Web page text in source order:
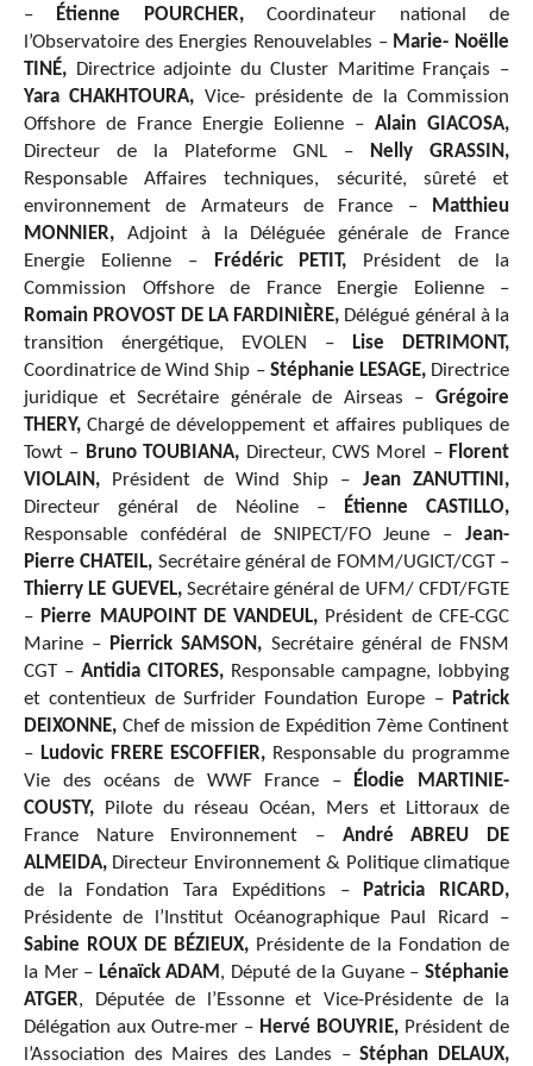
– Étienne POURCHER,Coordinateur national de
l’Observatoire des Energies Renouvelables – Marie- Noëlle
TINÉ, Directrice adjointe du Cluster Maritime Français –
Yara CHAKHTOURA, Vice- présidente de la Commission
Offshore de France Energie Eolienne – Alain GIACOSA,
Directeur de la Plateforme GNL – Nelly GRASSIN,
Responsable Affaires techniques, sécurité, sûreté et
environnement de Armateurs de France – Matthieu
MONNIER, Adjoint à la Déléguée générale de France
Energie Eolienne – Frédéric PETIT, Président de la
Commission Offshore de France Energie Eolienne –
Romain PROVOST DE LA FARDINIÈRE, Délégué général à la
transition énergétique, EVOLEN – Lise DETRIMONT,
Coordinatrice de Wind Ship – Stéphanie LESAGE, Directrice
juridique et Secrétaire générale de Airseas – Grégoire
THERY,Chargé de développement et affaires publiques de
Towt – Bruno TOUBIANA, Directeur, CWS Morel – Florent
VIOLAIN, Président de Wind Ship – Jean ZANUTTINI,
Directeur général de Néoline – Étienne CASTILLO,
Responsable confédéral de SNIPECT/FO Jeune – Jean-
Pierre CHATEIL, Secrétaire général de FOMM/UGICT/CGT –
Thierry LE GUEVEL, Secrétaire général de UFM/ CFDT/FGTE
– Pierre MAUPOINT DE VANDEUL, Président de CFE-CGC
Marine – Pierrick SAMSON, Secrétaire général de FNSM
CGT – Antidia CITORES, Responsable campagne, lobbying
et contentieux de Surfrider Foundation Europe – Patrick
DEIXONNE, Chef de mission de Expédition 7ème Continent
– Ludovic FRERE ESCOFFIER, Responsable du programme
Vie des océans de WWF France – Élodie MARTINIE-
COUSTY, Pilote du réseau Océan, Mers et Littoraux de
France Nature Environnement – André ABREU DE
ALMEIDA, Directeur Environnement & Politique climatique
de la Fondation Tara Expéditions – Patricia RICARD,
Présidente de l’Institut Océanographique Paul Ricard –
Sabine ROUX DE BÉZIEUX, Présidente de la Fondation de
la Mer – Lénaïck ADAM, Député de la Guyane –Stéphanie
ATGER, Députée de l’Essonne et Vice-Présidente de la
Délégation aux Outre-mer – Hervé BOUYRIE, Président de
l’Association des Maires des Landes –Stéphan DELAUX,